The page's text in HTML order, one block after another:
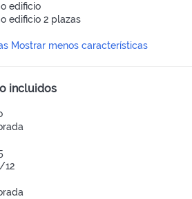
edificio
edificio 2 plazas
Mostrar menos características
incluidos
12